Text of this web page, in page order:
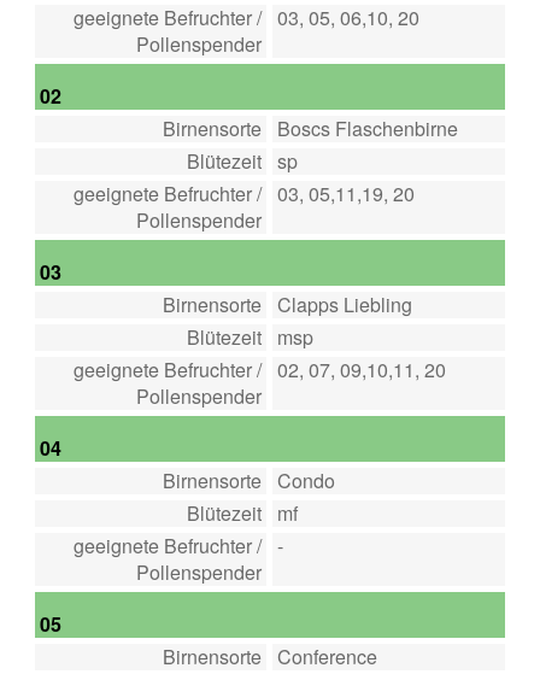
geeignete Befruchter /
Pollenspender
03, 05, 06,10, 20
02
Birnensorte
Boscs Flaschenbirne
Blütezeit sp
geeignete Befruchter /
Pollenspender
03, 05,11,19, 20
03
Birnensorte Clapps Liebling
Blütezeit
msp
geeignete Befruchter /
Pollenspender
02, 07, 09,10,11, 20
04
Birnensorte Condo
Blütezeit
mf
geeignete Befruchter /
Pollenspender
-
05
Birnensorte Conference